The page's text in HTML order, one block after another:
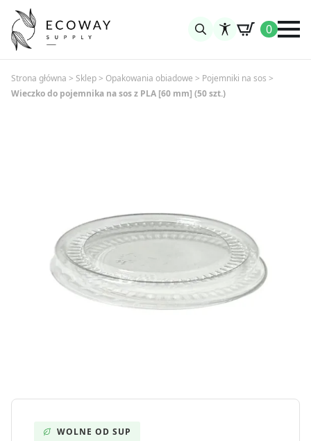
0
Strona główna > Sklep> Opakowania obiadowe > Pojemniki na sos >
Wieczko do pojemnika na sos z PLA [60 mm] (50 szt.)
WOLNE OD SUP